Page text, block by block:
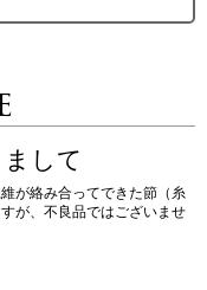
して
が絡み合ってできた節（糸
が、不良品ではございませ